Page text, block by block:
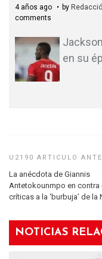
4 años ago by
comments
en su
La anécdota de Giannis
Antetokounmpo en contra
críticas a la ‘burbuja’ de la
NOTICIAS